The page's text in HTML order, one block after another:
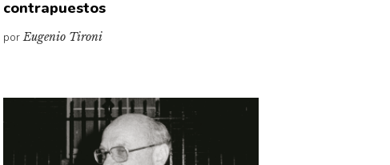
contrapuestos
porEugenio Tironi